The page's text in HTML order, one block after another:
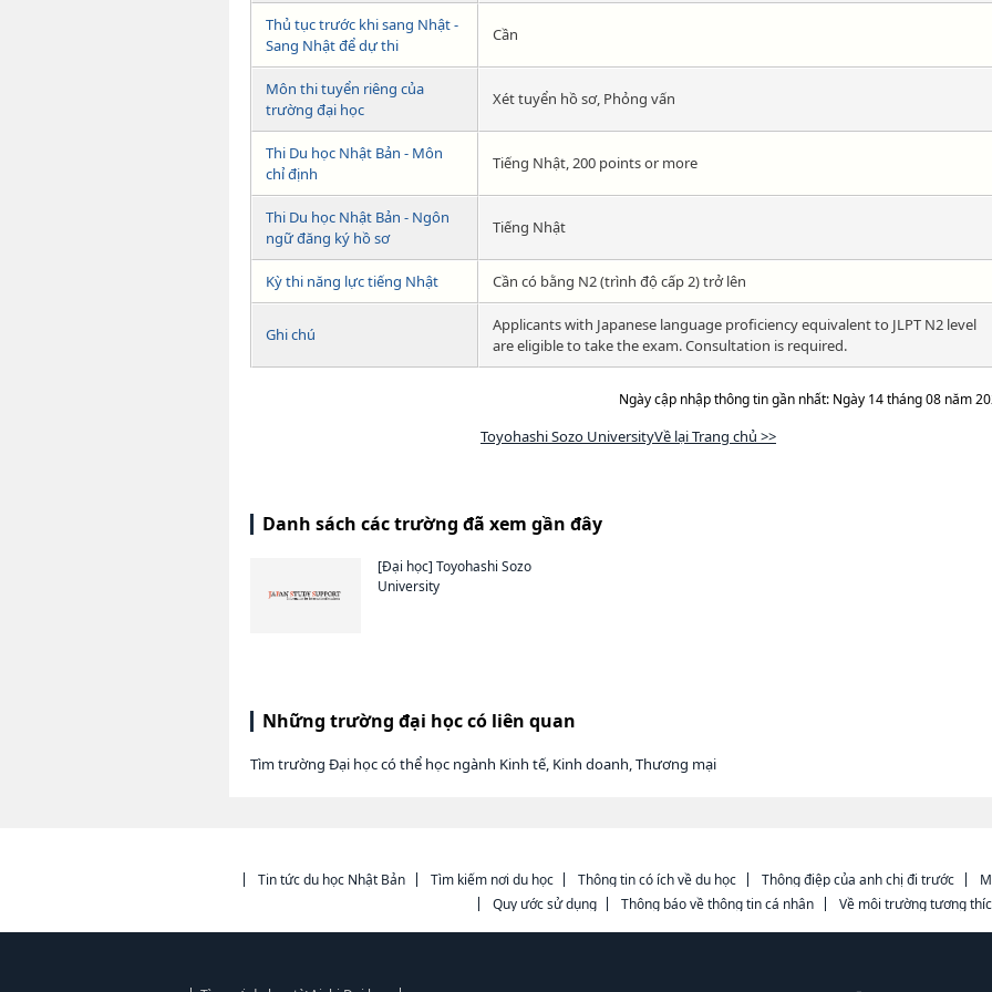
Thủ tục trước khi sang Nhật -
Sang Nhật để dự thi
Cần
Môn thi tuyển riêng của
trường đại học
Xét tuyển hồ sơ, Phỏng vấn
Thi Du học Nhật Bản - Môn
chỉ định
Tiếng Nhật, 200 points or more
Thi Du học Nhật Bản - Ngôn
ngữ đăng ký hồ sơ
Tiếng Nhật
Kỳ thi năng lực tiếng Nhật Cần có bằng N2 (trình độ cấp 2) trở lên
Ghi chú
Applicants with Japanese language proficiency equivalent to JLPT N2 level
are eligible to take the exam. Consultation is required.
Ngày cập nhập thông tin gần nhất: Ngày 14 tháng 08 năm
Toyohashi Sozo UniversityVề lại Trang chủ >>
Danh sách các trường đã xem gần đây
[Đại học] Toyohashi Sozo
University
Những trường đại học có liên quan
Tìm trường Đại học có thể học ngành Kinh tế, Kinh doanh, Thương mại
Tin tức du học Nhật Bản Tìm kiếm nơi du học Thông tin có ích về du học Thông điệp của anh chị đi trước
Quy ước sử dụng
Thông báo về thông tin cá nhân Về môi trường tương